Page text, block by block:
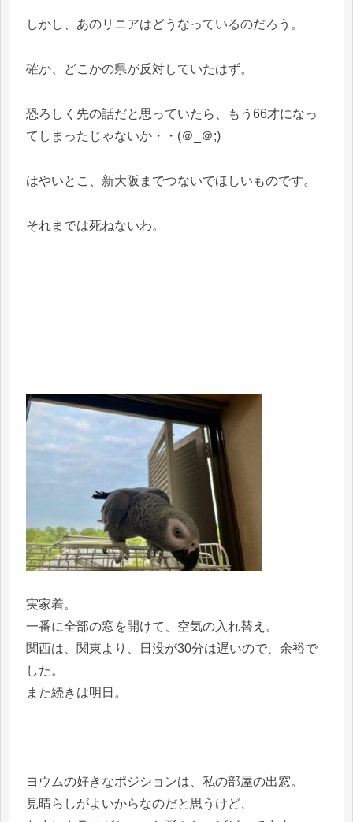
しかし、あのリニアはどうなっているのだろう。
確か、どこかの県が反対していたはず。
恐ろしく先の話だと思っていたら、もう66才になっ
てしまったじゃないか・・(＠_＠;)
はやいとこ、新大阪までつないでほしいものです。
それまでは死ねないわ。
実家着。
一番に全部の窓を開けて、空気の入れ替え。
関西は、関東より、日没が30分は遅いので、余裕で
した。
また続きは明日。
ヨウムの好きなポジションは、私の部屋の出窓。
見晴らしがよいからなのだと思うけど、